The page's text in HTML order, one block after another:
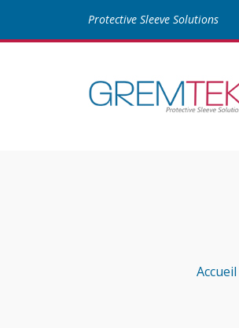
Protective Sleeve Solutions
Accueil